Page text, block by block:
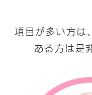
項目が多い方は
ある方は是